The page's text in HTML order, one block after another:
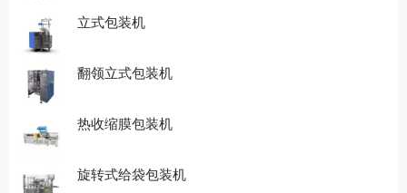
立式包装机
翻领立式包装机
热收缩膜包装机
旋转式给袋包装机